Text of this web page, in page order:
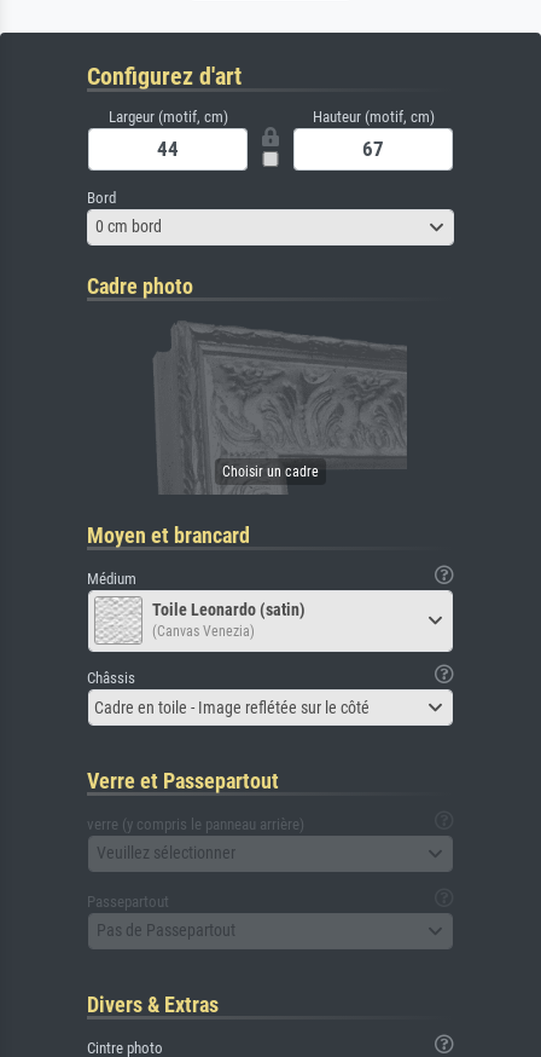
Configurez d'art
Largeur (motif, cm) Hauteur (motif, cm)
Bord
0 cm bord
Cadre photo
Moyen et brancard
Médium
Toile Leonardo (satin)
(Canvas Venezia)
Châssis
Cadre en toile - Image reflétée sur le côté
Verre et Passepartout
verre (y compris le panneau arrière)
Veuillez sélectionner
Passepartout
Pas de Passepartout
Divers & Extras
Cintre photo